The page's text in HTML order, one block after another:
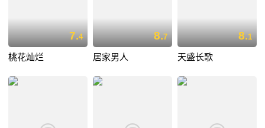
7.4
桃花灿烂
8.7
居家男人
8.1
天盛长歌